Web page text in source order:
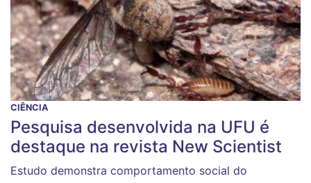
CIÊNCIA
Pesquisa desenvolvida na UFU é
destaque na revista New Scientist
Estudo demonstra comportamento social do